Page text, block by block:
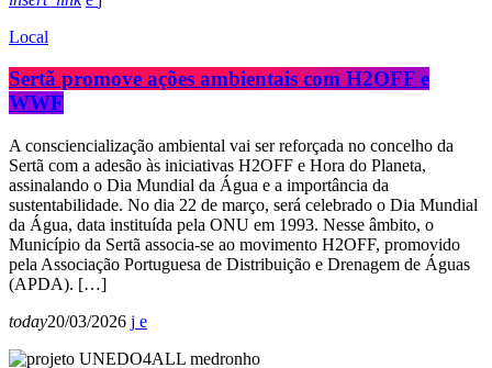
Local
Sertã promove ações ambientais com H2OFF e
WWF
A consciencialização ambiental vai ser reforçada no concelho da
Sertã com a adesão às iniciativas H2OFF e Hora do Planeta,
assinalando o Dia Mundial da Água e a importância da
sustentabilidade. No dia 22 de março, será celebrado o Dia Mundial
da Água, data instituída pela ONU em 1993. Nesse âmbito, o
Município da Sertã associa-se ao movimento H2OFF, promovido
pela Associação Portuguesa de Distribuição e Drenagem de Águas
(APDA). […]
today20/03/2026